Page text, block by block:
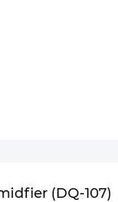
(DQ-107)